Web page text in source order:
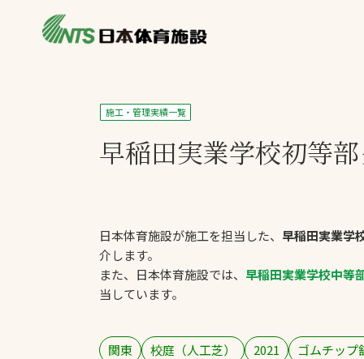
ニュース
ライブラリ
施設別一覧を見
投てき実施可
施工・管理実績一覧
早稲田実業学校初等
日本体育施設が施工を担当した、 早稲田実業学
介します。
また、日本体育施設では、 早稲田実業学校中等
当しています。
関東 校庭（人工芝） 2021
ゴムチップ